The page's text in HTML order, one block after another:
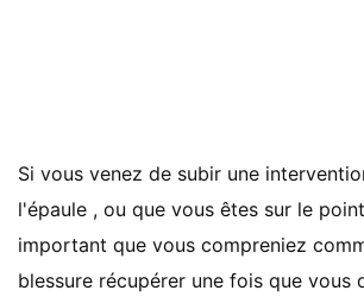
Si vous venez de subir une
l'épaule , ou que vous êtes sur le
important que vous compreniez
blessure récupérer une fois que vous